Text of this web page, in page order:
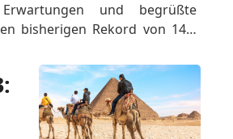
und begrüßte
bisherigen Rekord von 14,7